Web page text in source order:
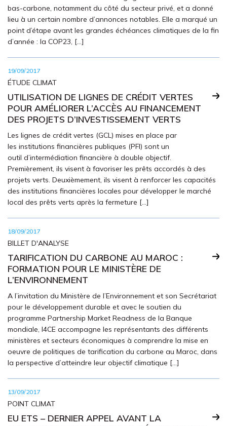
bas-carbone, notamment du côté du secteur privé, et a donné
lieu à un certain nombre d’annonces notables. Elle a marqué un
point d’étape avant les grandes échéances climatiques de la fin
d’année : la COP23, […]
19/09/2017
ÉTUDE CLIMAT
UTILISATION DE LIGNES DE CRÉDIT VERTES
POUR AMÉLIORER L’ACCÈS AU FINANCEMENT
DES PROJETS D’INVESTISSEMENT VERTS
Les lignes de crédit vertes (GCL) mises en place par
les institutions financières publiques (PFI) sont un
outil d’intermédiation financière à double objectif.
Premièrement, ils visent à favoriser les prêts accordés à des
projets verts. Deuxièmement, ils visent à renforcer les capacités
des institutions financières locales pour développer le marché
local des prêts verts après la fermeture […]
18/09/2017
BILLET D'ANALYSE
TARIFICATION DU CARBONE AU MAROC :
FORMATION POUR LE MINISTÈRE DE
L’ENVIRONNEMENT
A l’invitation du Ministère de l’Environnement et son Secrétariat
pour le développement durable et avec le soutien du
programme Partnership Market Readness de la Banque
mondiale, I4CE accompagne les représentants des différents
ministères et secteurs économiques à comprendre la mise en
oeuvre de politiques de tarification du carbone au Maroc, dans
la perspective d’atteindre leur objectif climatique […]
13/09/2017
POINT CLIMAT
EU ETS – DERNIER APPEL AVANT LA